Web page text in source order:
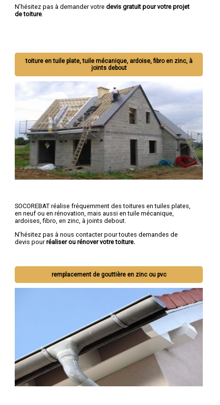
N'hésitez pas à demander votre devis gratuit pour votre projet
de toiture.
toiture en tuile plate, tuile mécanique, ardoise, fibro en zinc, à
joints debout
SOCOREBAT réalise fréquemment des toitures en tuiles plates,
en neuf ou en rénovation, mais aussi en tuile mécanique,
ardoises, fibro, en zinc, à joints debout.
N'hésitez pas à nous contacter pour toutes demandes de
devis pourréaliser ou rénover votre toiture.
remplacement de gouttière en zinc ou pvc